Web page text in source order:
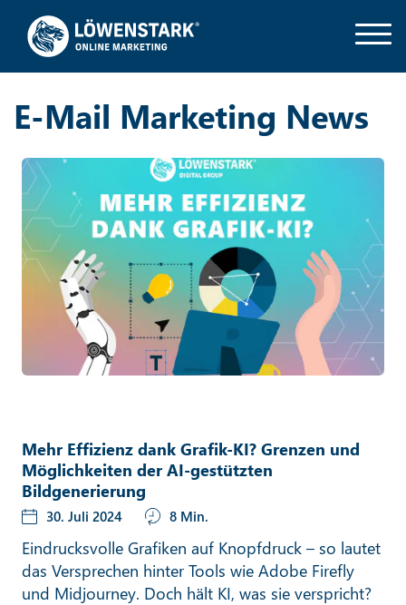
E-Mail Marketing News
Mehr Effizienz dank Grafik-KI? Grenzen und
Möglichkeiten der AI-gestützten
Bildgenerierung
30. Juli 2024 8 Min.
Eindrucksvolle Grafiken auf Knopfdruck – so lautet
das Versprechen hinter Tools wie Adobe Firefly
und Midjourney. Doch hält KI, was sie verspricht?